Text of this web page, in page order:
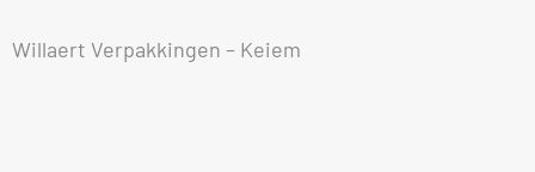
Willaert Verpakkingen – Keiem